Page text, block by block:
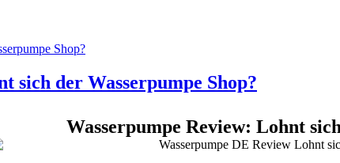
sich der Wasserpumpe Shop?
Wasserpumpe Review: Lohnt